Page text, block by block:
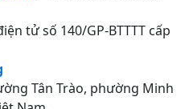
tử số 140/GP-BTTTT cấp
Tân Trào, phường Minh